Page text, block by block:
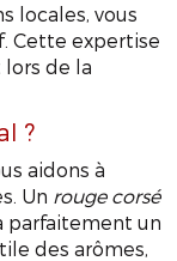
locales, vous
Cette expertise
de la
?
aidons à
Un rouge corsé
parfaitement un
des arômes,